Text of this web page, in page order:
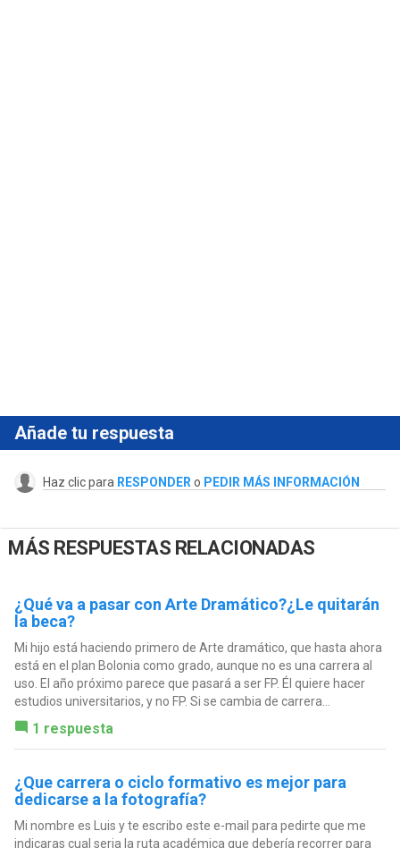
Añade tu respuesta
Haz clic para RESPONDER o PEDIR MÁS INFORMACIÓN
MÁS RESPUESTAS RELACIONADAS
¿Qué va a pasar con Arte Dramático?¿Le quitarán
la beca?
Mi hijo está haciendo primero de Arte dramático, que hasta ahora
está en el plan Bolonia como grado, aunque no es una carrera al
uso. El año próximo parece que pasará a ser FP. Él quiere hacer
estudios universitarios, y no FP. Si se cambia de carrera...
1 respuesta
¿Que carrera o ciclo formativo es mejor para
dedicarse a la fotografía?
Mi nombre es Luis y te escribo este e-mail para pedirte que me
indicaras cual seria la ruta académica que debería recorrer para